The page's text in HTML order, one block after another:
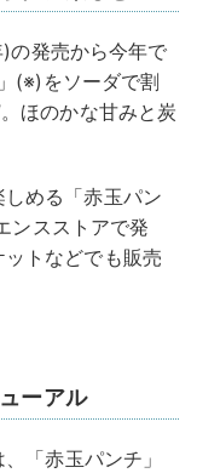
の発売から今年で
(※)をソーダで割
ほのかな甘みと炭
める「赤玉パン
ンスストアで発
トなどでも販売
ーアル
「赤玉パンチ」